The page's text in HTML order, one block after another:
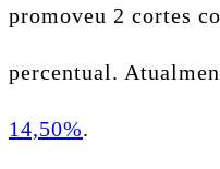
promoveu 2 cortes
percentual.
14,50%.